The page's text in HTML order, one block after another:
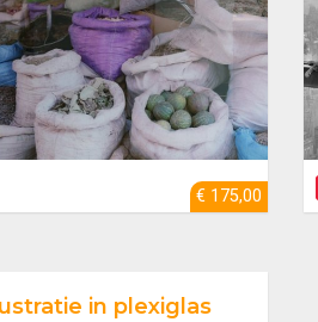
€ 175,00
in plexiglas